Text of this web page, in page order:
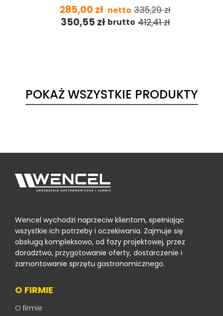
285,00 zł netto 335,29zł
350,55 zł brutto 412,41zł
POKAŻ WSZYSTKIE PRODUKTY
Wencel wychodzi naprzeciw klientom, spełniając
wszystkie ich potrzeby i oczekiwania. Zajmuje się
obsługą kompleksowo, od fazy projektowej, przez
doradztwo, przygotowanie oferty, dostarczenie i
zamontowanie sprzętu gastronomicznego.
O FIRMIE
O firmie